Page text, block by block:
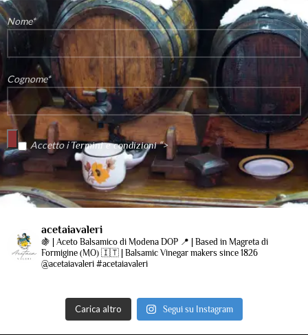
Nome*
Cognome*
Accetto iTermini e condizioni“>
acetaiavaleri
🍇 | Aceto Balsamico di Modena DOP 📍 | Based in Magreta di
Formigine (MO) 🇮🇹 | Balsamic Vinegar makers since 1826
@acetaiavaleri #acetaiavaleri
Carica altro Segui su Instagram